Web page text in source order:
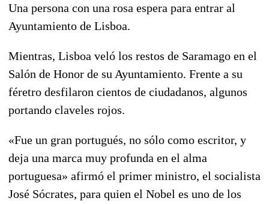
Una persona con una rosa espera para entrar al
Ayuntamiento de Lisboa.
Mientras, Lisboa veló los restos de Saramago en el
Salón de Honor de su Ayuntamiento. Frente a su
féretro desfilaron cientos de ciudadanos, algunos
portando claveles rojos.
«Fue un gran portugués, no sólo como escritor, y
deja una marca muy profunda en el alma
portuguesa» afirmó el primer ministro, el socialista
José Sócrates, para quien el Nobel es uno de los